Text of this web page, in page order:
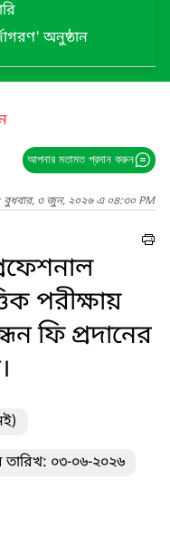
অনুষ্ঠান
আপনার মতামত প্রদান করুন
বুধবার, ৩ জুন, ২০২৬ এ ০৪:৩০ PM
পরীক্ষায়
ফি প্রদানের
তারিখ: ০৩-০৬-২০২৬